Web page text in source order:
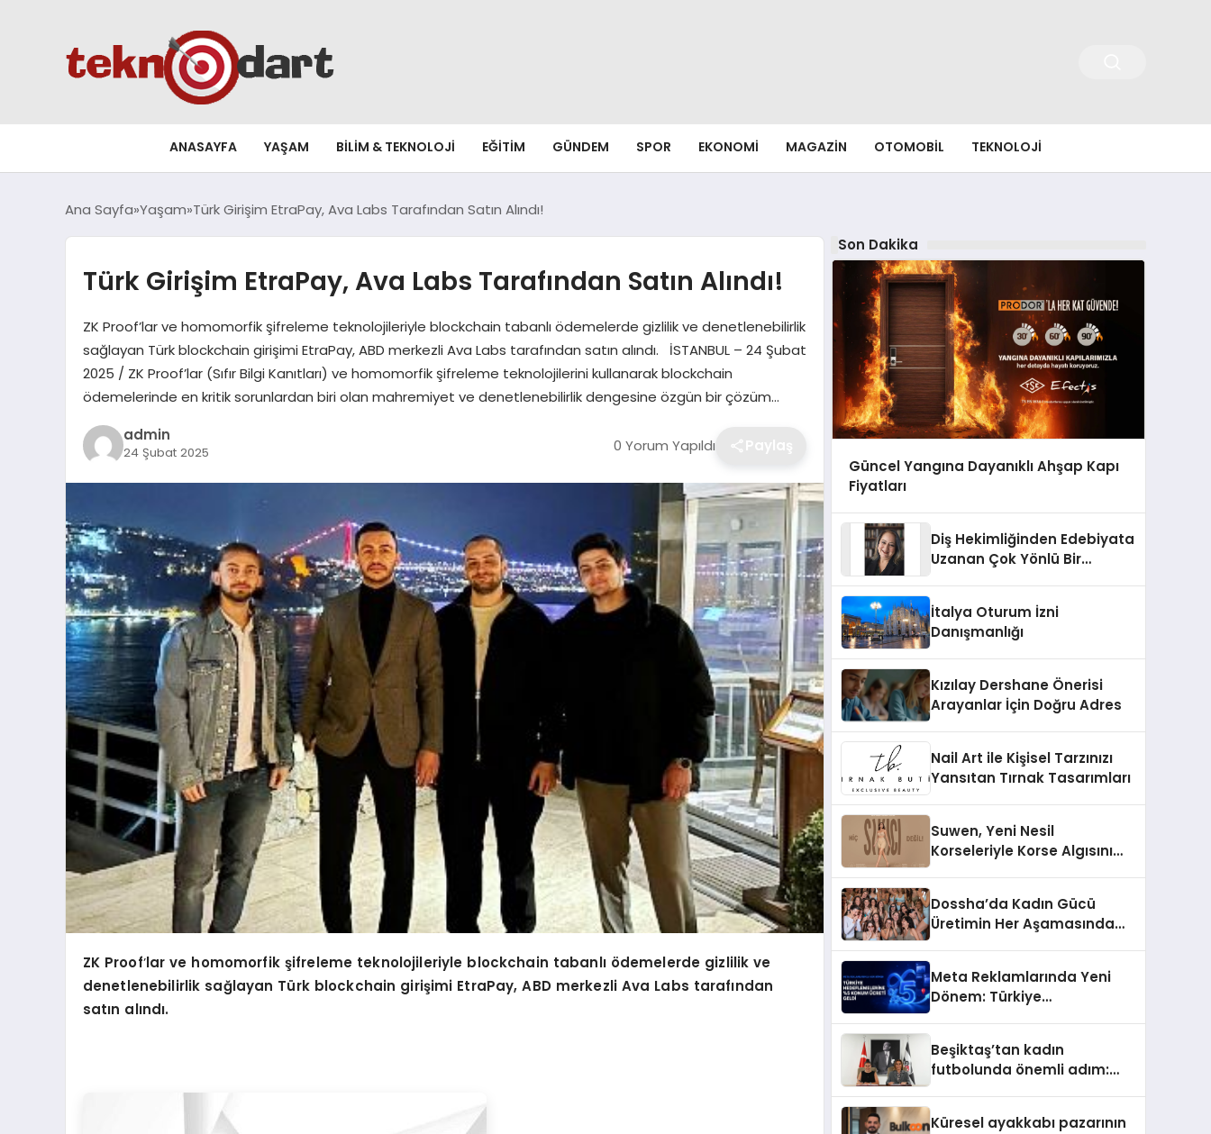
ANASAYFA YAŞAM BILIM & TEKNOLOJI EĞITIM GÜNDEM SPOR EKONOMI MAGAZIN OTOMOBIL TEKNOLOJI
Ana Sayfa Yaşam Türk Girişim EtraPay, Ava Labs Tarafından Satın Alındı!
Türk Girişim EtraPay, Ava Labs Tarafından Satın Alındı!
ZK Proof’lar ve homomorfik şifreleme teknolojileriyle blockchain tabanlı ödemelerde gizlilik ve denetlenebilirlik
sağlayan Türk blockchain girişimi EtraPay, ABD merkezli Ava Labs tarafından satın alındı. İSTANBUL – 24 Şubat
2025 / ZK Proof’lar (Sıfır Bilgi Kanıtları) ve homomorfik şifreleme teknolojilerini kullanarak blockchain
ödemelerinde en kritik sorunlardan biri olan mahremiyet ve denetlenebilirlik dengesine özgün bir çözüm…
admin
24 Şubat 2025 0 Yorum Yapıldı
ZK Proof’lar ve homomorfikşifreleme teknolojileriyle blockchain tabanlı ödemelerde gizlilik ve
denetlenebilirlik sağlayan Türk blockchain girişimi EtraPay, ABD merkezli Ava Labs tarafından
satın alındı.
Son Dakika
Güncel Yangına Dayanıklı Ahşap Kapı
Fiyatları
Diş Hekimliğinden Edebiyata
Uzanan Çok Yönlü Bir
İtalya Oturum İzni
Danışmanlığı
Kızılay Dershane Önerisi
Arayanlar İçin Doğru Adres
Nail Art ile Kişisel Tarzınızı
Yansıtan Tırnak Tasarımları
Suwen, Yeni Nesil
Korseleriyle Korse Algısını
Dossha’da Kadın Gücü
Üretimin Her Aşamasında
Meta Reklamlarında Yeni
Dönem: Türkiye
Beşiktaş’tan kadın
futbolunda önemli adım:
Gündoğdu kulüp hafızasını
Küresel ayakkabı pazarının